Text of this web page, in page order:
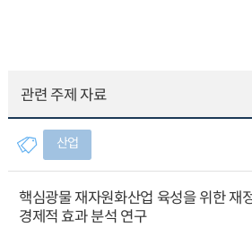
관련 주제 자료
산업
핵심광물 재자원화산업 육성을 위한 재
경제적 효과 분석 연구